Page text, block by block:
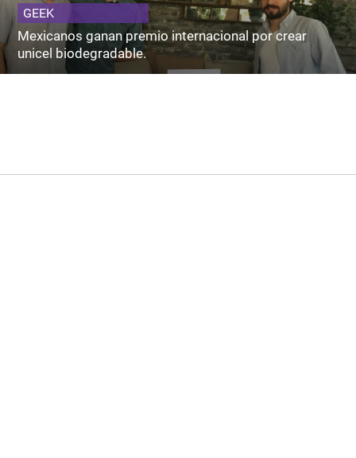
GEEK
Mexicanos ganan premio internacional por crear
unicel biodegradable.